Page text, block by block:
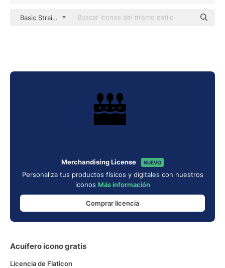
Basic Straight Filled
Merchandising License NUEVO
Personaliza tus productos físicos y digitales con nuestros
iconos Más información
Comprar licencia
Acuífero icono gratis
Licencia de Flaticon